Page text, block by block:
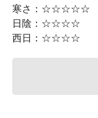
寒さ：☆☆☆☆☆
日陰：☆☆☆☆
西日：☆☆☆☆